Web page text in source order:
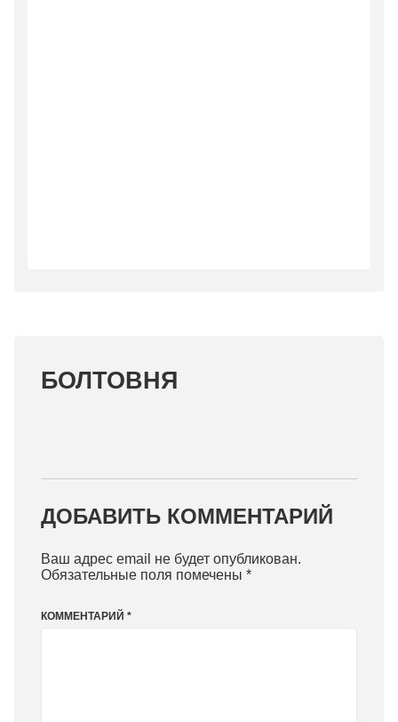
БОЛТОВНЯ
ДОБАВИТЬ КОММЕНТАРИЙ
Ваш адрес email не будет опубликован.
Обязательные поля помечены *
КОММЕНТАРИЙ *